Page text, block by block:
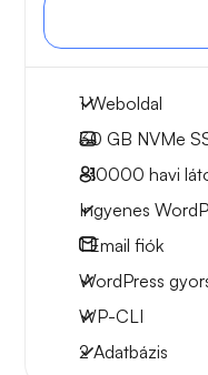
1 Weboldal
30 GB NVMe
~10000 havi
Ingyenes
1Email fiók
WordPress
WP-CLI
2 Adatbázis